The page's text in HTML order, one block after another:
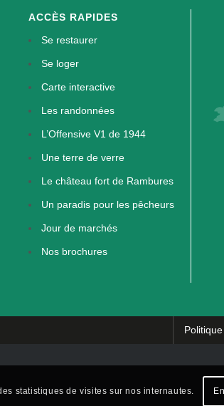
ACCÈS RAPIDES
Se restaurer
Se loger
Carte interactive
Les randonnées
L’Offensive V1 de 1944
Une terre de verre
Le château fort de Rambures
Un paradis pour les pêcheurs
Jour de marchés
Nos brochures
statistiques de visites sur nos internautes.